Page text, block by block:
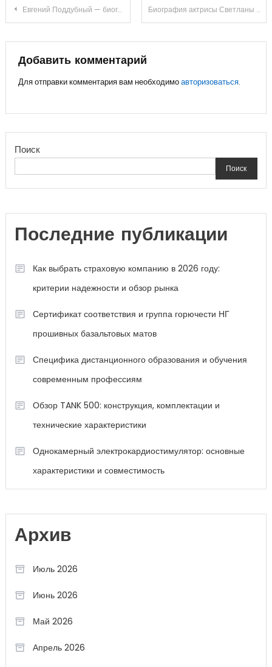
Навигация
записям
Евгений Поддубный — биография, жена, дети, личная жизнь — интересные факты Биография актрисы Светланы Крючковой — талант, успех и интригующая личная жизнь
Добавить комментарий
Для отправки комментария вам необходимоавторизоваться.
Поиск
Поиск
Последние публикации
Как выбрать страховую компанию в 2026 году:
критерии надежности и обзор рынка
Сертификат соответствия и группа горючести НГ
прошивных базальтовых матов
Специфика дистанционного образования и обучения
современным профессиям
Обзор TANK 500: конструкция, комплектации и
технические характеристики
Однокамерный электрокардиостимулятор: основные
характеристики и совместимость
Архив
Июль 2026
Июнь 2026
Май 2026
Апрель 2026